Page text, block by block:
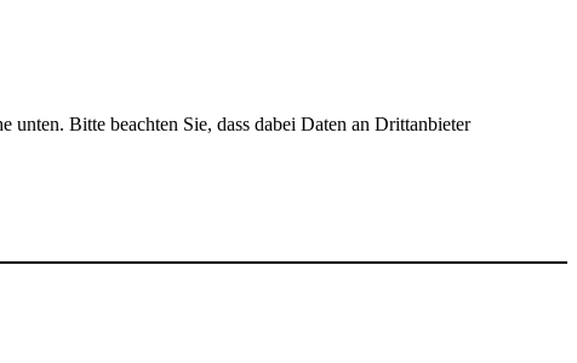
Bitte beachten Sie, dass dabei Daten an Drittanbieter